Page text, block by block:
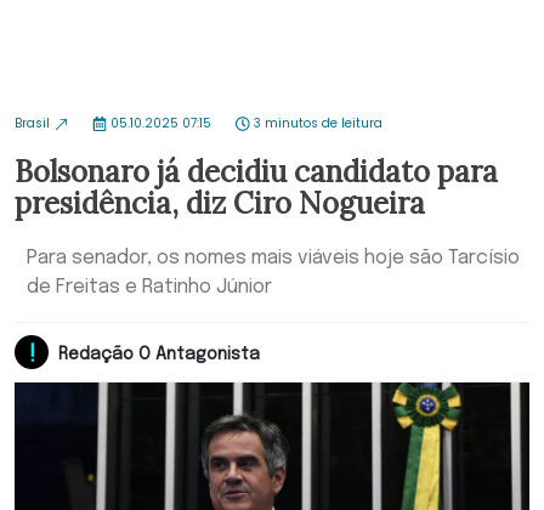
Brasil 05.10.2025 07:15 3 minutos de leitura
Bolsonaro já decidiu candidato para
presidência, diz Ciro Nogueira
Para senador, os nomes mais viáveis hoje são Tarcísio
de Freitas e Ratinho Júnior
Redação O Antagonista